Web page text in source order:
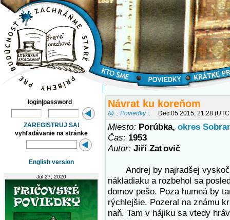
login|password
ZAREGISTRUJ SA!
vyhľadávanie na stránke
English version
Jul 27, 2020
Návrat ku koreňom
@ :: Poviedky :: Dec 05 2015, 21:28
Miesto: Porúbka, okres
Čas: 1953
Autor: Jiří Zaťovič
Andrej by najradšej
nákladiaku a rozbehol sa
domov pešo. Poza humná by
rýchlejšie. Pozeral na známu
naň. Tam v hájiku sa vtedy